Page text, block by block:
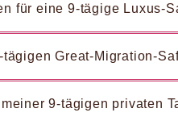
für eine 9-tägige Luxus-
Great-Migration-
9-tägigen privaten